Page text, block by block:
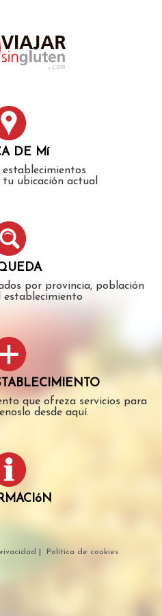
DE Mí
establecimientos
ubicación actual
por provincia, población
establecimiento
que ofreza servicios para
desde aquí.
Política de cookies
declaration for domain group
3b0205284212. Please add it to
Manager to authorize